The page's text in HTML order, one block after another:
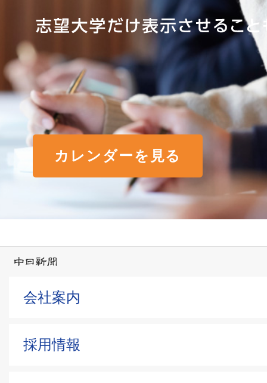
カレンダーを見る
会社案内
採用情報